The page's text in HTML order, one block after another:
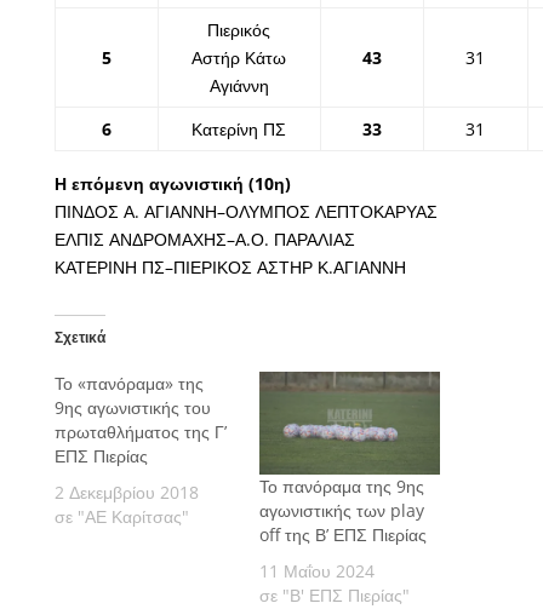
5
Πιερικός
Αστήρ Κάτω
Αγιάννη
43 31
6 Κατερίνη ΠΣ 33 31
Η επόμενη αγωνιστική (10η)
ΠΙΝΔΟΣ Α. ΑΓΙΑΝΝΗ–ΟΛΥΜΠΟΣ ΛΕΠΤΟΚΑΡΥΑΣ
ΕΛΠΙΣ ΑΝΔΡΟΜΑΧΗΣ–Α.Ο. ΠΑΡΑΛΙΑΣ
ΚΑΤΕΡΙΝΗ ΠΣ–ΠΙΕΡΙΚΟΣ ΑΣΤΗΡ Κ.ΑΓΙΑΝΝΗ
Σχετικά
Το «πανόραμα» της
9ης αγωνιστικής του
πρωταθλήματος της Γ’
ΕΠΣ Πιερίας
2 Δεκεμβρίου 2018
σε "ΑΕ Καρίτσας"
Το πανόραμα της 9ης
αγωνιστικής των play
off της Β’ ΕΠΣ Πιερίας
11 Μαΐου 2024
σε "Β' ΕΠΣ Πιερίας"